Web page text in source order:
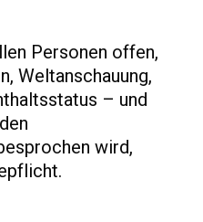
Personen offen,
Weltanschauung,
– und
wird,